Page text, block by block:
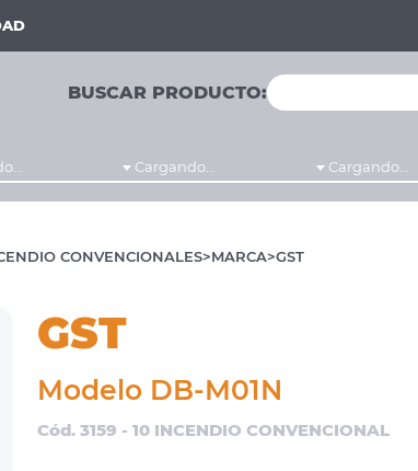
BUSCAR PRODUCTO:
Cargando... Cargando...
CONVENCIONALES MARCA GST
GST
Modelo DB-M01N
Cód. 3159 - 10 INCENDIO CONVENCIONAL